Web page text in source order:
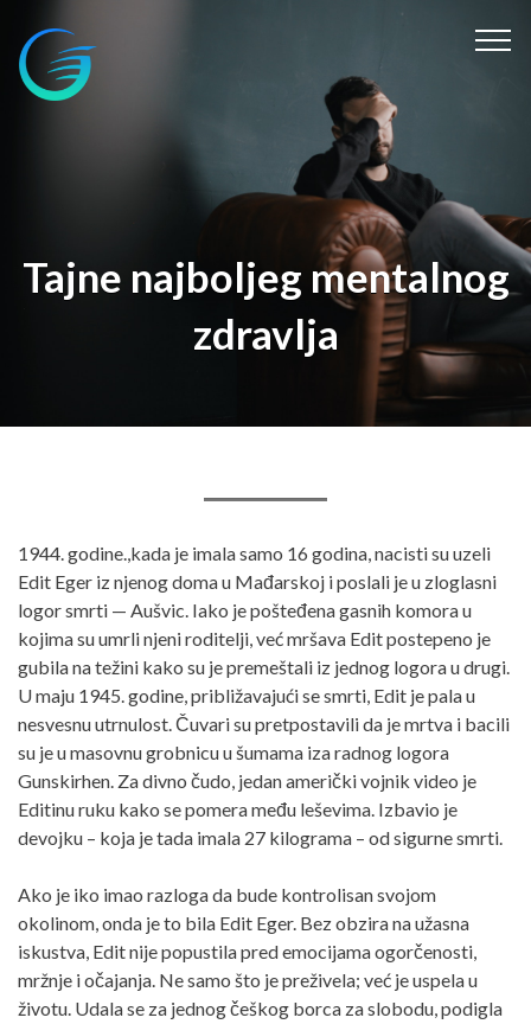
Tajne najboljeg mentalnog
zdravlja
1944. godine.,kada je imala samo 16 godina, nacisti su uzeli
Edit Eger iz njenog doma u Mađarskoj i poslali je u zloglasni
logor smrti — Aušvic. Iako je pošteđena gasnih komora u
kojima su umrli njeni roditelji, već mršava Edit postepeno je
gubila na težini kako su je premeštali iz jednog logora u drugi.
U maju 1945. godine, približavajući se smrti, Edit je pala u
nesvesnu utrnulost. Čuvari su pretpostavili da je mrtva i bacili
su je u masovnu grobnicu u šumama iza radnog logora
Gunskirhen. Za divno čudo, jedan američki vojnik video je
Editinu ruku kako se pomera među leševima. Izbavio je
devojku – koja je tada imala 27 kilograma – od sigurne smrti.
Ako je iko imao razloga da bude kontrolisan svojom
okolinom, onda je to bila Edit Eger. Bez obzira na užasna
iskustva, Edit nije popustila pred emocijama ogorčenosti,
mržnje i očajanja. Ne samo što je preživela; već je uspela u
životu. Udala se za jednog češkog borca za slobodu, podigla